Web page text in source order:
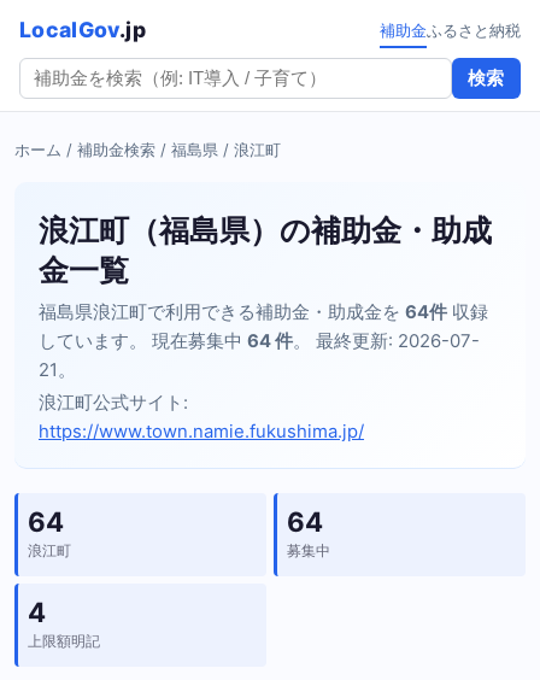
LocalGov.jp
検索
補助金ふるさと納税
ホーム / 補助金検索 / 福島県 / 浪江町
浪江町（福島県）の補助金・助成
金一覧
福島県浪江町で利用できる補助金・助成金を 64件 収録
しています。 現在募集中 64 件。 最終更新: 2026-07-
21。
浪江町公式サイト:
https://www.town.namie.fukushima.jp/
64
浪江町
64
募集中
4
上限額明記